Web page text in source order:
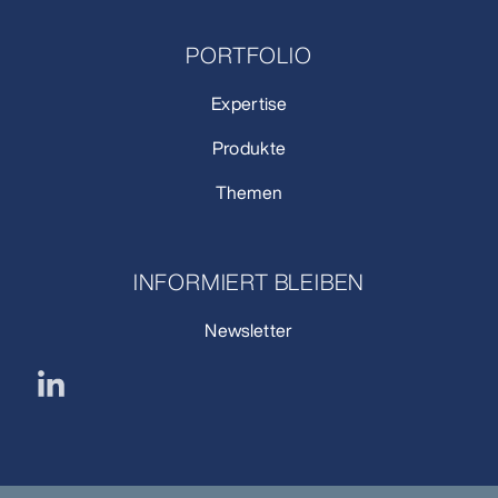
PORTFOLIO
Expertise
Produkte
Themen
INFORMIERT BLEIBEN
Newsletter